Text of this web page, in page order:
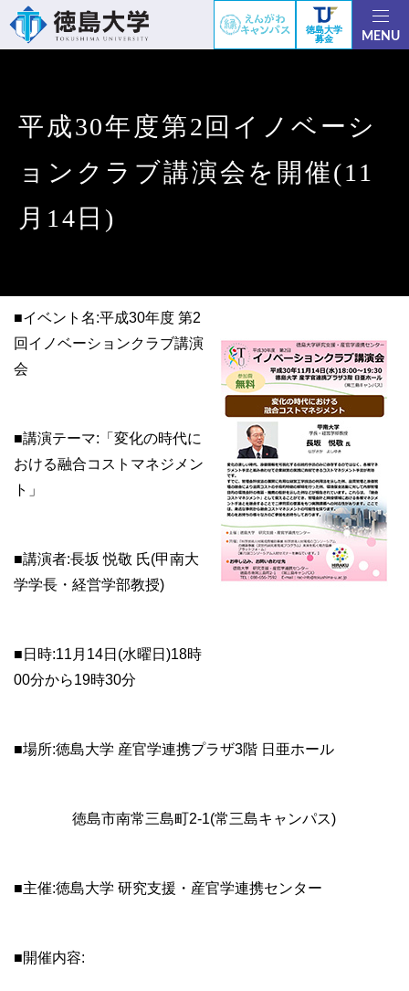
徳島大学
募金
MENU
平成30年度第2回イノベーシ
ョンクラブ講演会を開催(11
月14日)
■イベント名:平成30年度 第2
回イノベーションクラブ講演
会
■講演テーマ:「変化の時代に
おける融合コストマネジメン
ト」
■講演者:長坂 悦敬 氏(甲南大
学学長・経営学部教授)
■日時:11月14日(水曜日)18時
00分から19時30分
■場所:徳島大学 産官学連携プラザ3階 日亜ホール
徳島市南常三島町2-1(常三島キャンパス)
■主催:徳島大学 研究支援・産官学連携センター
■開催内容: